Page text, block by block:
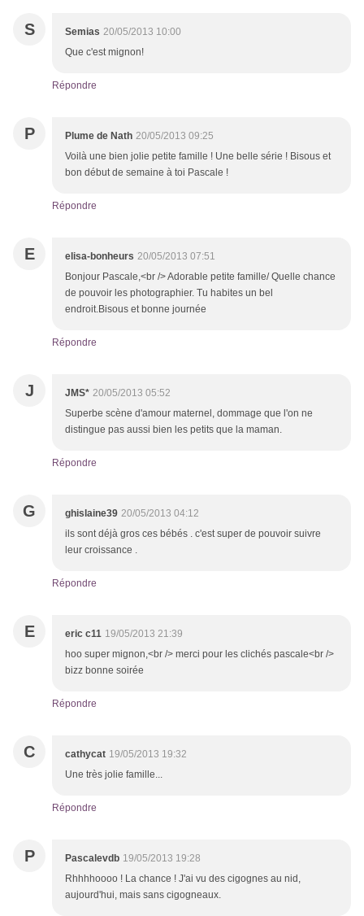
S Semias 20/05/2013 10:00
Que c'est mignon!
Répondre
P Plume de Nath 20/05/2013 09:25
Voilà une bien jolie petite famille ! Une belle série ! Bisous et
bon début de semaine à toi Pascale !
Répondre
E elisa-bonheurs 20/05/2013 07:51
Bonjour Pascale,<br /> Adorable petite famille/ Quelle chance
de pouvoir les photographier. Tu habites un bel
endroit.Bisous et bonne journée
Répondre
J JMS* 20/05/2013 05:52
Superbe scène d'amour maternel, dommage que l'on ne
distingue pas aussi bien les petits que la maman.
Répondre
G ghislaine39 20/05/2013 04:12
ils sont déjà gros ces bébés . c'est super de pouvoir suivre
leur croissance .
Répondre
E eric c11 19/05/2013 21:39
hoo super mignon,<br /> merci pour les clichés pascale<br />
bizz bonne soirée
Répondre
C cathycat 19/05/2013 19:32
Une très jolie famille...
Répondre
P Pascalevdb 19/05/2013 19:28
Rhhhhoooo ! La chance ! J'ai vu des cigognes au nid,
aujourd'hui, mais sans cigogneaux.